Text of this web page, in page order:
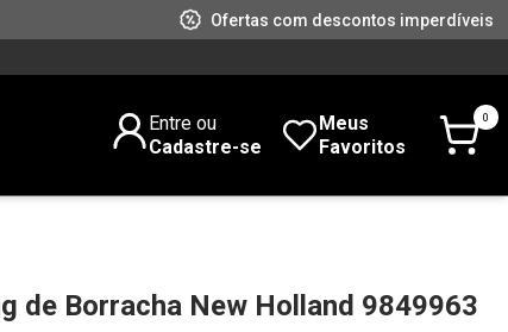
Ofertas com descontos imperdíveis
Entre ou
Cadastre-se
Meus
Favoritos
0
de Borracha New Holland 9849963